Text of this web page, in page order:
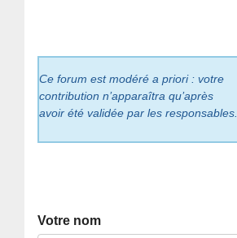
Ce forum est modéré a priori : votre
contribution n’apparaîtra qu’après
avoir été validée par les responsables.
Votre nom